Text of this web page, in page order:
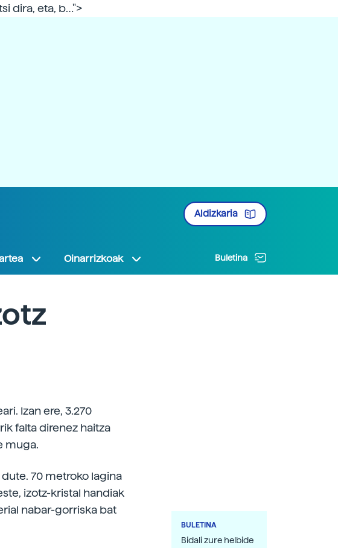
dira, eta, b…">
Aldizkaria
Oinarrizkoak Buletina
Izan ere, 3.270
falta direnez haitza
muga.
70 metroko lagina
izotz-kristal handiak
nabar-gorriska bat
BULETINA
Bidali zure helbide